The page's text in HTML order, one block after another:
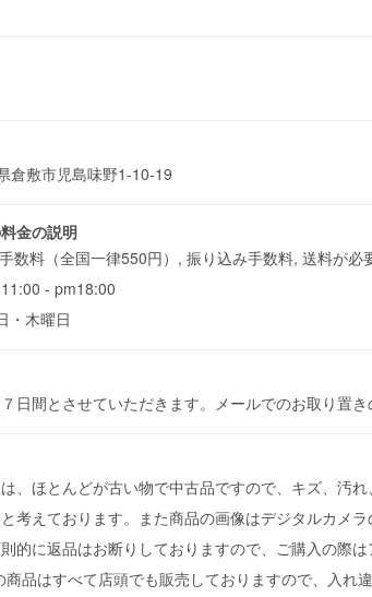
倉敷市児島味野1-10-19
金の説明
数料（全国一律550円）, 振り込み手数料, 送料が必
- pm18:00
・木曜日
日間とさせていただきます。メールでのお取り置
、ほとんどが古い物で中古品ですので、キズ、汚
考えております。また商品の画像はデジタルカメ
的に返品はお断りしておりますので、ご購入の際
商品はすべて店頭でも販売しておりますので、入れ